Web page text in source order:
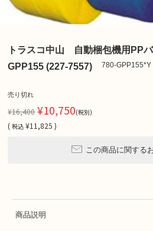
トラスコ中山 自動梱包機用PP
GPP155 (227-7557)
780-GPP155*Y
売り切れ
¥16,400 ¥10,750(税別)
( 税込 ¥11,825 )
この商品に関する
商品説明